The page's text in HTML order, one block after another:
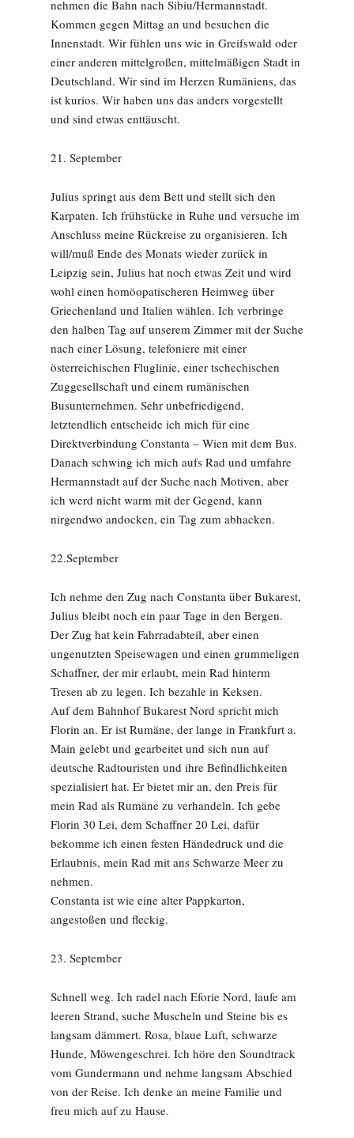
nehmen die Bahn nach Sibiu/Hermannstadt.
Kommen gegen Mittag an und besuchen die
Innenstadt. Wir fühlen uns wie in Greifswald oder
einer anderen mittelgroßen, mittelmäßigen Stadt in
Deutschland. Wir sind im Herzen Rumäniens, das
ist kurios. Wir haben uns das anders vorgestellt
und sind etwas enttäuscht.
21. September
Julius springt aus dem Bett und stellt sich den
Karpaten. Ich frühstücke in Ruhe und versuche im
Anschluss meine Rückreise zu organisieren. Ich
will/muß Ende des Monats wieder zurück in
Leipzig sein, Julius hat noch etwas Zeit und wird
wohl einen homöopatischeren Heimweg über
Griechenland und Italien wählen. Ich verbringe
den halben Tag auf unserem Zimmer mit der Suche
nach einer Lösung, telefoniere mit einer
österreichischen Fluglinie, einer tschechischen
Zuggesellschaft und einem rumänischen
Busunternehmen. Sehr unbefriedigend,
letztendlich entscheide ich mich für eine
Direktverbindung Constanta – Wien mit dem Bus.
Danach schwing ich mich aufs Rad und umfahre
Hermannstadt auf der Suche nach Motiven, aber
ich werd nicht warm mit der Gegend, kann
nirgendwo andocken, ein Tag zum abhacken.
22.September
Ich nehme den Zug nach Constanta über Bukarest,
Julius bleibt noch ein paar Tage in den Bergen.
Der Zug hat kein Fahrradabteil, aber einen
ungenutzten Speisewagen und einen grummeligen
Schaffner, der mir erlaubt, mein Rad hinterm
Tresen ab zu legen. Ich bezahle in Keksen.
Auf dem Bahnhof Bukarest Nord spricht mich
Florin an. Er ist Rumäne, der lange in Frankfurt a.
Main gelebt und gearbeitet und sich nun auf
deutsche Radtouristen und ihre Befindlichkeiten
spezialisiert hat. Er bietet mir an, den Preis für
mein Rad als Rumäne zu verhandeln. Ich gebe
Florin 30 Lei, dem Schaffner 20 Lei, dafür
bekomme ich einen festen Händedruck und die
Erlaubnis, mein Rad mit ans Schwarze Meer zu
nehmen.
Constanta ist wie eine alter Pappkarton,
angestoßen und fleckig.
23. September
Schnell weg. Ich radel nach Eforie Nord, laufe am
leeren Strand, suche Muscheln und Steine bis es
langsam dämmert. Rosa, blaue Luft, schwarze
Hunde, Möwengeschrei. Ich höre den Soundtrack
vom Gundermann und nehme langsam Abschied
von der Reise. Ich denke an meine Familie und
freu mich auf zu Hause.